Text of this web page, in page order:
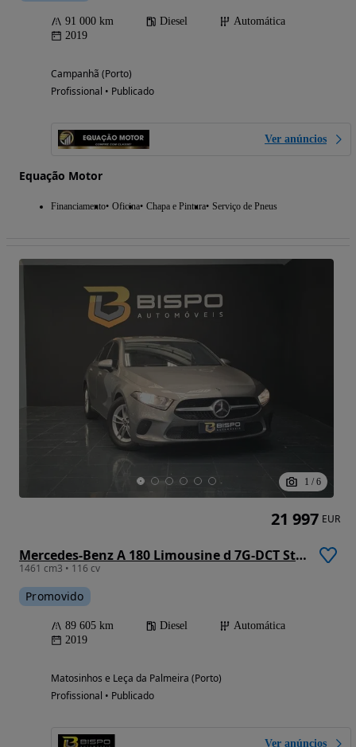
91 000 km Diesel
Automática
2019
Campanhã (Porto)
Profissional • Publicado
Ver anúncios
Equação Motor
Financiamento Oficina Chapa e Pintura Serviço de Pneus
1 / 6
Mercedes-Benz A 180 Limousine d 7G-DCT Style
1461 cm3 • 116 cv
Promovido
89 605 km Diesel
Automática
2019
Matosinhos e Leça da Palmeira (Porto)
Profissional • Publicado
Ver anúncios
21 997 EUR